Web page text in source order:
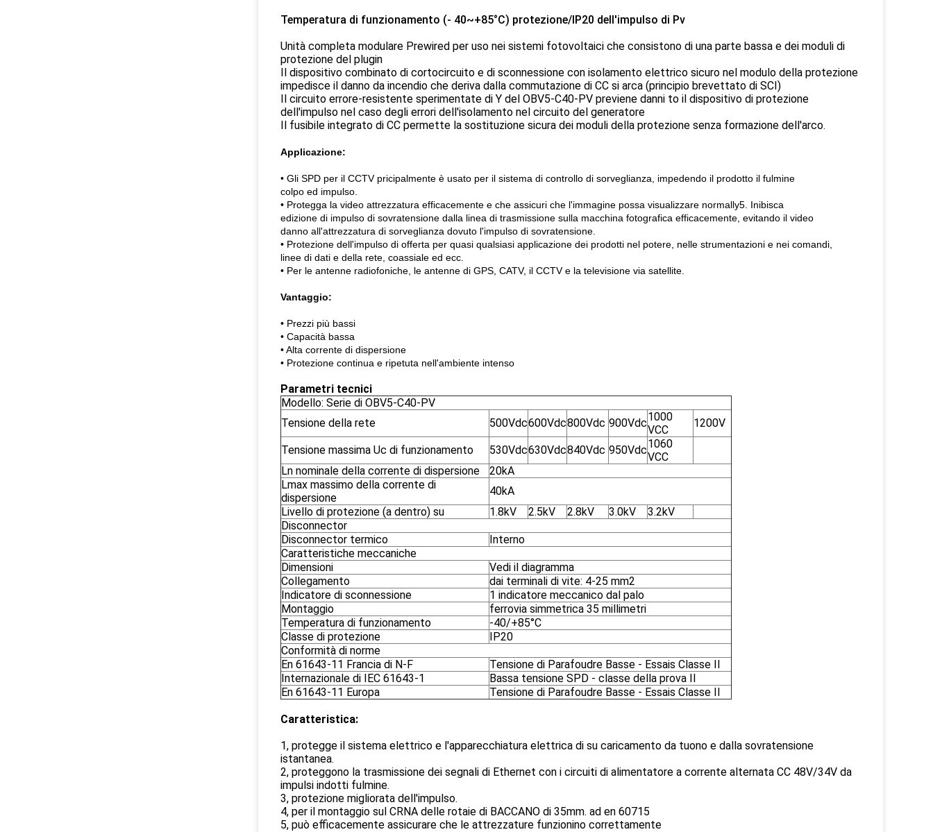
Temperatura di funzionamento (- 40~+85°C) protezione/IP20 dell'impulso di Pv
Unità completa modulare Prewired per uso nei sistemi fotovoltaici che consistono di una parte bassa e dei moduli di
protezione del plugin
Il dispositivo combinato di cortocircuito e di sconnessione con isolamento elettrico sicuro nel modulo della protezione
impedisce il danno da incendio che deriva dalla commutazione di CC si arca (principio brevettato di SCI)
Il circuito errore-resistente sperimentate di Y del OBV5-C40-PV previene danni to il dispositivo di protezione
dell'impulso nel caso degli errori dell'isolamento nel circuito del generatore
Il fusibile integrato di CC permette la sostituzione sicura dei moduli della protezione senza formazione dell'arco.
Applicazione:
• Gli SPD per il CCTV pricipalmente è usato per il sistema di controllo di sorveglianza, impedendo il prodotto il fulmine
colpo ed impulso.
• Protegga la video attrezzatura efficacemente e che assicuri che l'immagine possa visualizzare normally5. Inibisca
edizione di impulso di sovratensione dalla linea di trasmissione sulla macchina fotografica efficacemente, evitando il video
danno all'attrezzatura di sorveglianza dovuto l'impulso di sovratensione.
• Protezione dell'impulso di offerta per quasi qualsiasi applicazione dei prodotti nel potere, nelle strumentazioni e nei comandi,
linee di dati e della rete, coassiale ed ecc.
• Per le antenne radiofoniche, le antenne di GPS, CATV, il CCTV e la televisione via satellite.
Vantaggio:
• Prezzi più bassi
• Capacità bassa
• Alta corrente di dispersione
• Protezione continua e ripetuta nell'ambiente intenso
Parametri tecnici
Modello: Serie di OBV5-C40-PV
Tensione della rete
500Vdc600Vdc800Vdc 900Vdc1000
VCC
1200V
Tensione massima Uc di funzionamento 530Vdc630Vdc840Vdc 950Vdc1060
VCC
Ln nominale della corrente di dispersione
20kA
Lmax massimo della corrente di
dispersione
40kA
Livello di protezione (a dentro) su
1.8kV 2.5kV 2.8kV 3.0kV
3.2kV
Disconnector
Disconnector termico
Interno
Caratteristiche meccaniche
Dimensioni
Vedi il diagramma
Collegamento
dai terminali di vite: 4-25 mm2
Indicatore di sconnessione
1 indicatore meccanico dal palo
Montaggio
ferrovia simmetrica 35 millimetri
Temperatura di funzionamento
-40/+85°C
Classe di protezione
IP20
Conformità di norme
En 61643-11 Francia di N-F
Tensione di Parafoudre Basse - Essais Classe II
Internazionale di IEC 61643-1
Bassa tensione SPD - classe della prova II
En 61643-11 Europa
Tensione di Parafoudre Basse - Essais Classe II
Caratteristica:
1, protegge il sistema elettrico e l'apparecchiatura elettrica di su caricamento da tuono e dalla sovratensione
istantanea.
2, proteggono la trasmissione dei segnali di Ethernet con i circuiti di alimentatore a corrente alternata CC 48V/34V da
impulsi indotti fulmine.
3, protezione migliorata dell'impulso.
4, per il montaggio sul CRNA delle rotaie di BACCANO di 35mm. ad en 60715
5, può efficacemente assicurare che le attrezzature funzionino correttamente